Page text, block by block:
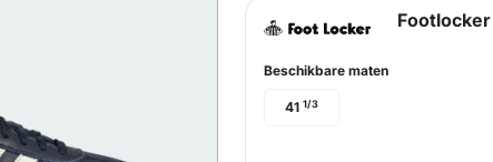
Footlocker
Beschikbare maten
41 1/3